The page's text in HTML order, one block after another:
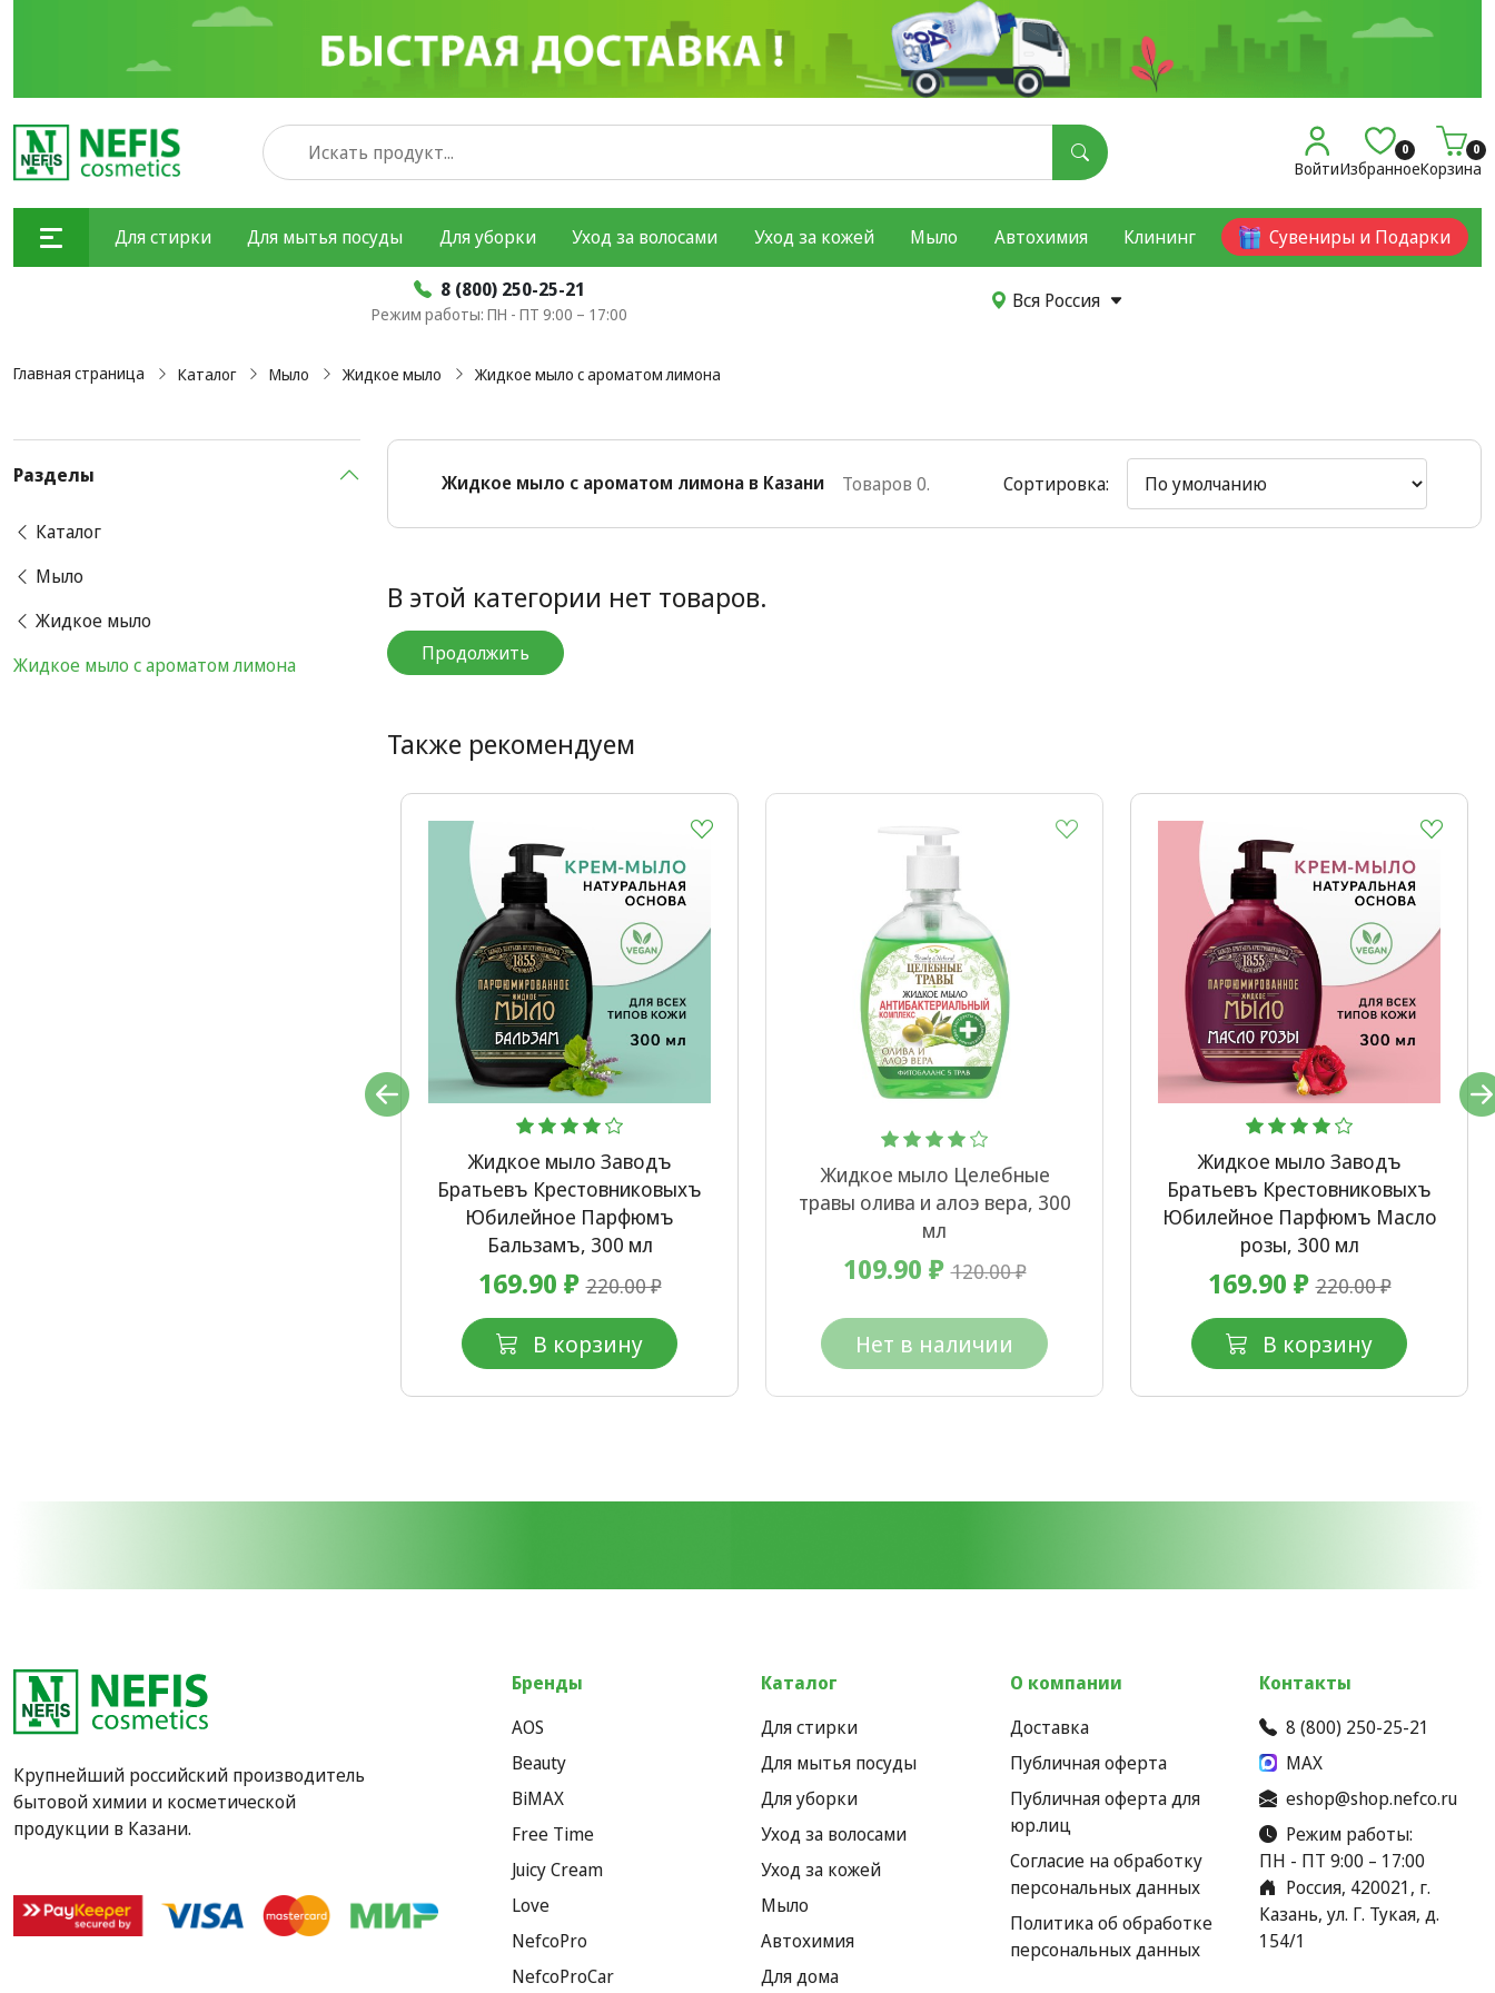
Войти
0
Избранное
0
Корзина
Для стирки Для мытья посуды Для уборки Уход за волосами Уход за кожей Мыло Автохимия Клининг Сувениры и Подарки
8 (800) 250-25-21
Режим работы: ПН - ПТ 9:00 – 17:00
Вся Россия
Главная страница Каталог Мыло Жидкое мыло Жидкое мыло с ароматом лимона
Разделы
Каталог
Мыло
Жидкое мыло
Жидкое мыло с ароматом лимона
Жидкое мыло с ароматом лимона в Казани Товаров 0. Сортировка:
В этой категории нет товаров.
Продолжить
Также рекомендуем
Жидкое мыло Заводъ
Братьевъ Крестовниковыхъ
Юбилейное Парфюмъ
Бальзамъ, 300 мл
169.90 ₽220.00 ₽
В корзину
Жидкое мыло Целебные
травы олива и алоэ вера, 300
мл
109.90 ₽120.00 ₽
Нет в наличии
Жидкое мыло Заводъ
Братьевъ Крестовниковыхъ
Юбилейное Парфюмъ Масло
розы, 300 мл
169.90 ₽220.00 ₽
В корзину
Крупнейший российский производитель
бытовой химии и косметической
продукции в Казани.
Бренды
AOS
Beauty
BiMAX
Free Time
Juicy Cream
Love
NefcoPro
NefcoProCar
Каталог
Для стирки
Для мытья посуды
Для уборки
Уход за волосами
Уход за кожей
Мыло
Автохимия
Для дома
О компании
Доставка
Публичная оферта
Публичная оферта для
юр.лиц
Согласие на обработку
персональных данных
Политика об обработке
персональных данных
Контакты
8 (800) 250-25-21
MAX
eshop@shop.nefco.ru
Режим работы:
ПН - ПТ 9:00 – 17:00
Россия, 420021, г.
Казань, ул. Г. Тукая, д.
154/1